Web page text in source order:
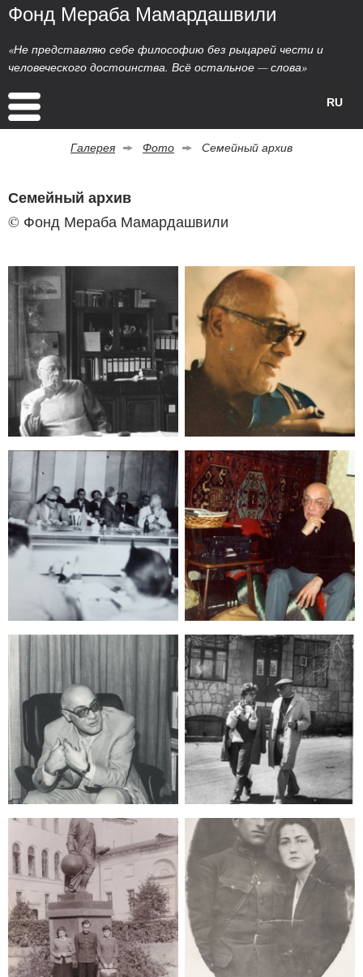
Фонд Мераба Мамардашвили
«Не представляю себе философию без рыцарей чести и
человеческого достоинства. Всё остальное — слова»
RU
Галерея Фото Семейный архив
Семейный архив
© Фонд Мераба Мамардашвили